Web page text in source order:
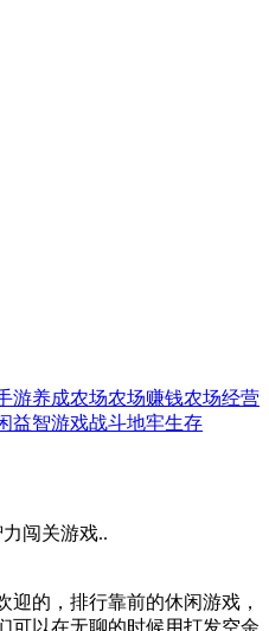
游养成农场农场赚钱农场经营
益智游戏战斗地牢生存
力闯关游戏..
的，排行靠前的休闲游戏，